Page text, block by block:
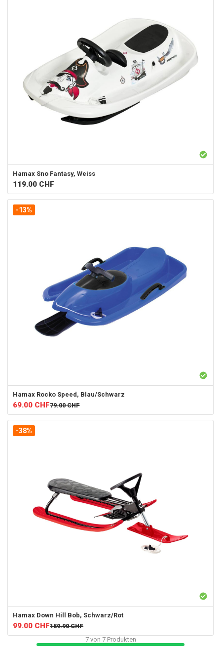
Hamax Sno Fantasy, Weiss
119.00 CHF
-13%
Hamax Rocko Speed, Blau/Schwarz
69.00 CHF79.00 CHF
-38%
Hamax Down Hill Bob, Schwarz/Rot
99.00 CHF159.90 CHF
7von 7Produkten